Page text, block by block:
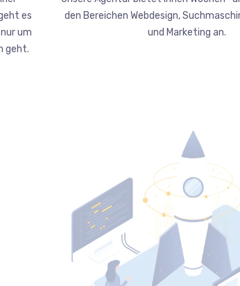
es
um
geht.
den Bereichen Webdesign,
und Marketing an.